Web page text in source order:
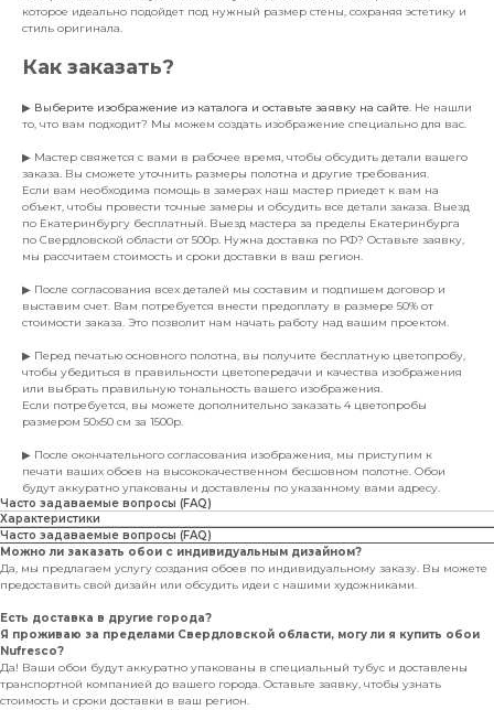
которое идеально подойдет под нужный размер стены, сохраняя эстетику и
стиль оригинала.
Как заказать?
▶ Выберите изображение из каталога и оставьте заявку на сайте. Не нашли
то, что вам подходит? Мы можем создать изображение специально для вас.
▶ Мастер свяжется с вами в рабочее время, чтобы обсудить детали вашего
заказа. Вы сможете уточнить размеры полотна и другие требования.
Если вам необходима помощь в замерах наш мастер приедет к вам на
объект, чтобы провести точные замеры и обсудить все детали заказа. Выезд
по Екатеринбургу бесплатный. Выезд мастера за пределы Екатеринбурга
по Свердловской области от 500р. Нужна доставка по РФ? Оставьте заявку,
мы рассчитаем стоимость и сроки доставки в ваш регион.
▶ После согласования всех деталей мы составим и подпишем договор и
выставим счет. Вам потребуется внести предоплату в размере 50% от
стоимости заказа. Это позволит нам начать работу над вашим проектом.
▶ Перед печатью основного полотна, вы получите бесплатную цветопробу,
чтобы убедиться в правильности цветопередачи и качества изображения
или выбрать правильную тональность вашего изображения.
Если потребуется, вы можете дополнительно заказать 4 цветопробы
размером 50х50 см за 1500р.
▶ После окончательного согласования изображения, мы приступим к
печати ваших обоев на высококачественном бесшовном полотне. Обои
будут аккуратно упакованы и доставлены по указанному вами адресу.
Часто задаваемые вопросы (FAQ)
Характеристики
Часто задаваемые вопросы (FAQ)
Можно ли заказать обои с индивидуальным дизайном?
Да, мы предлагаем услугу создания обоев по индивидуальному заказу. Вы можете
предоставить свой дизайн или обсудить идеи с нашими художниками.
Есть доставка в другие города?
Я проживаю за пределами Свердловской области, могу ли я купить обои
Nufresco?
Да! Ваши обои будут аккуратно упакованы в специальный тубус и доставлены
транспортной компанией до вашего города. Оставьте заявку, чтобы узнать
стоимость и сроки доставки в ваш регион.